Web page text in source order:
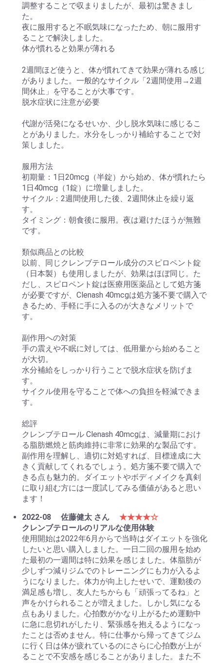
調整することで収まりましたが、最初は驚きまし
た。
夜に服用すると不眠気味になったため、朝に服用す
ることで解決しました。
体が慣れると効果が薄れる
2週間ほど使うと、体が慣れてきて効果が薄れる感じ
がありました。一般的なサイクル「2週間使用→2週
間休止」を守ることが大事です。
脱水症状に注意が必要
代謝が活発になるせいか、少し脱水気味に感じるこ
とがありました。水分をしっかり補給することで対
策しました。
服用方法
初期量：1日20mcg（半錠）から始め、体が慣れたら
1日40mcg（1錠）に増量しました。
サイクル：2週間使用した後、2週間休止を繰り返
す。
タイミング：朝食後に服用。夜は避けたほうが無難
です。
類似商品との比較
以前、同じクレンブテロール成分のスピロペント錠
（日本製）も使用しましたが、効果はほぼ同じ。た
だし、スピロペント錠は医療用医薬品として処方箋
が必要ですが、Clenash 40mcgは処方箋不要で購入で
きるため、手軽に手に入るのが大きなメリットで
す。
副作用への対策
手の震えや不眠に対しては、低用量から始めること
が大切。
水分補給をしっかり行うことで脱水症状を防げま
す。
サイクル使用を守ることで体への負担を軽減できま
す。
総評
クレンブテロール Clenash 40mcgは、減量期におけ
る脂肪燃焼と筋肉維持に非常に効果的な製品です。
副作用を理解し、適切に対処すれば、目標達成に大
きく貢献してくれるでしょう。処方箋不要で購入で
きる点も魅力的。ダイエットやボディメイクを真剣
に取り組む方には一度試してみる価値があると思い
ます！
2022-08
佐藤健太 さん
★★★★☆
クレンブテロールのリアルな使用体験
使用開始は2022年6月からで当時はダイエットを強化
したいと思い購入しました。一日二回の服用を始め
た最初の一週間は特に効果を感じました。体脂肪が
少しずつ減りジムでのトレーニングにも力が入るよ
うになりました。体力が向上したせいで、運動後の
満足感も増し、友人たちからも「頑張ってるね」と
声をかけられることが増えました。しかし気になる
点もありました。心拍数がかなり上がるため運動中
に急に息切れがしたり、緊張感を抱えるようになっ
たことは否めません。特に仕事から帰ってきてジム
に行く日は体が疲れているのにさらに心拍数が上が
ることで不安感を感じることがありました。また不